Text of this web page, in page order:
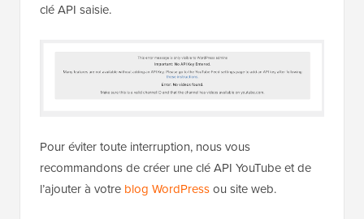
clé API saisie.
Pour éviter toute interruption, nous vous
recommandons de créer une clé API YouTube et de
l’ajouter à votre blog WordPressou site web.